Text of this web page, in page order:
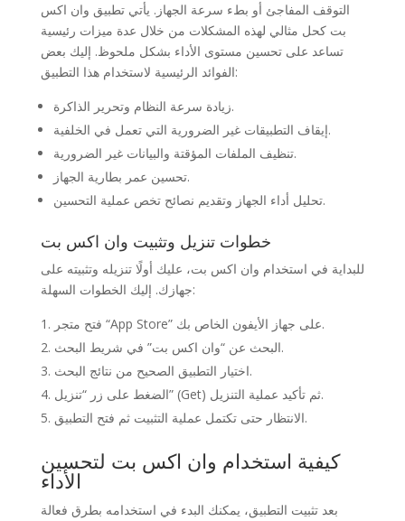
التوقف المفاجئ أو بطء سرعة الجهاز. يأتي تطبيق وان اكس
بت كحل مثالي لهذه المشكلات من خلال عدة ميزات رئيسية
تساعد على تحسين مستوى الأداء بشكل ملحوظ. إليك بعض
الفوائد الرئيسية لاستخدام هذا التطبيق:
زيادة سرعة النظام وتحرير الذاكرة.
إيقاف التطبيقات غير الضرورية التي تعمل في الخلفية.
تنظيف الملفات المؤقتة والبيانات غير الضرورية.
تحسين عمر بطارية الجهاز.
تحليل أداء الجهاز وتقديم نصائح تخص عملية التحسين.
خطوات تنزيل وتثبيت وان اكس بت
للبداية في استخدام وان اكس بت، عليك أولًا تنزيله وتثبيته على
جهازك. إليك الخطوات السهلة:
فتح متجر “App Store” على جهاز الأيفون الخاص بك.
البحث عن “وان اكس بت” في شريط البحث.
اختيار التطبيق الصحيح من نتائج البحث.
الضغط على زر “تنزيل” (Get) ثم تأكيد عملية التنزيل.
الانتظار حتى تكتمل عملية التثبيت ثم فتح التطبيق.
كيفية استخدام وان اكس بت لتحسين
الأداء
بعد تثبيت التطبيق، يمكنك البدء في استخدامه بطرق فعالة